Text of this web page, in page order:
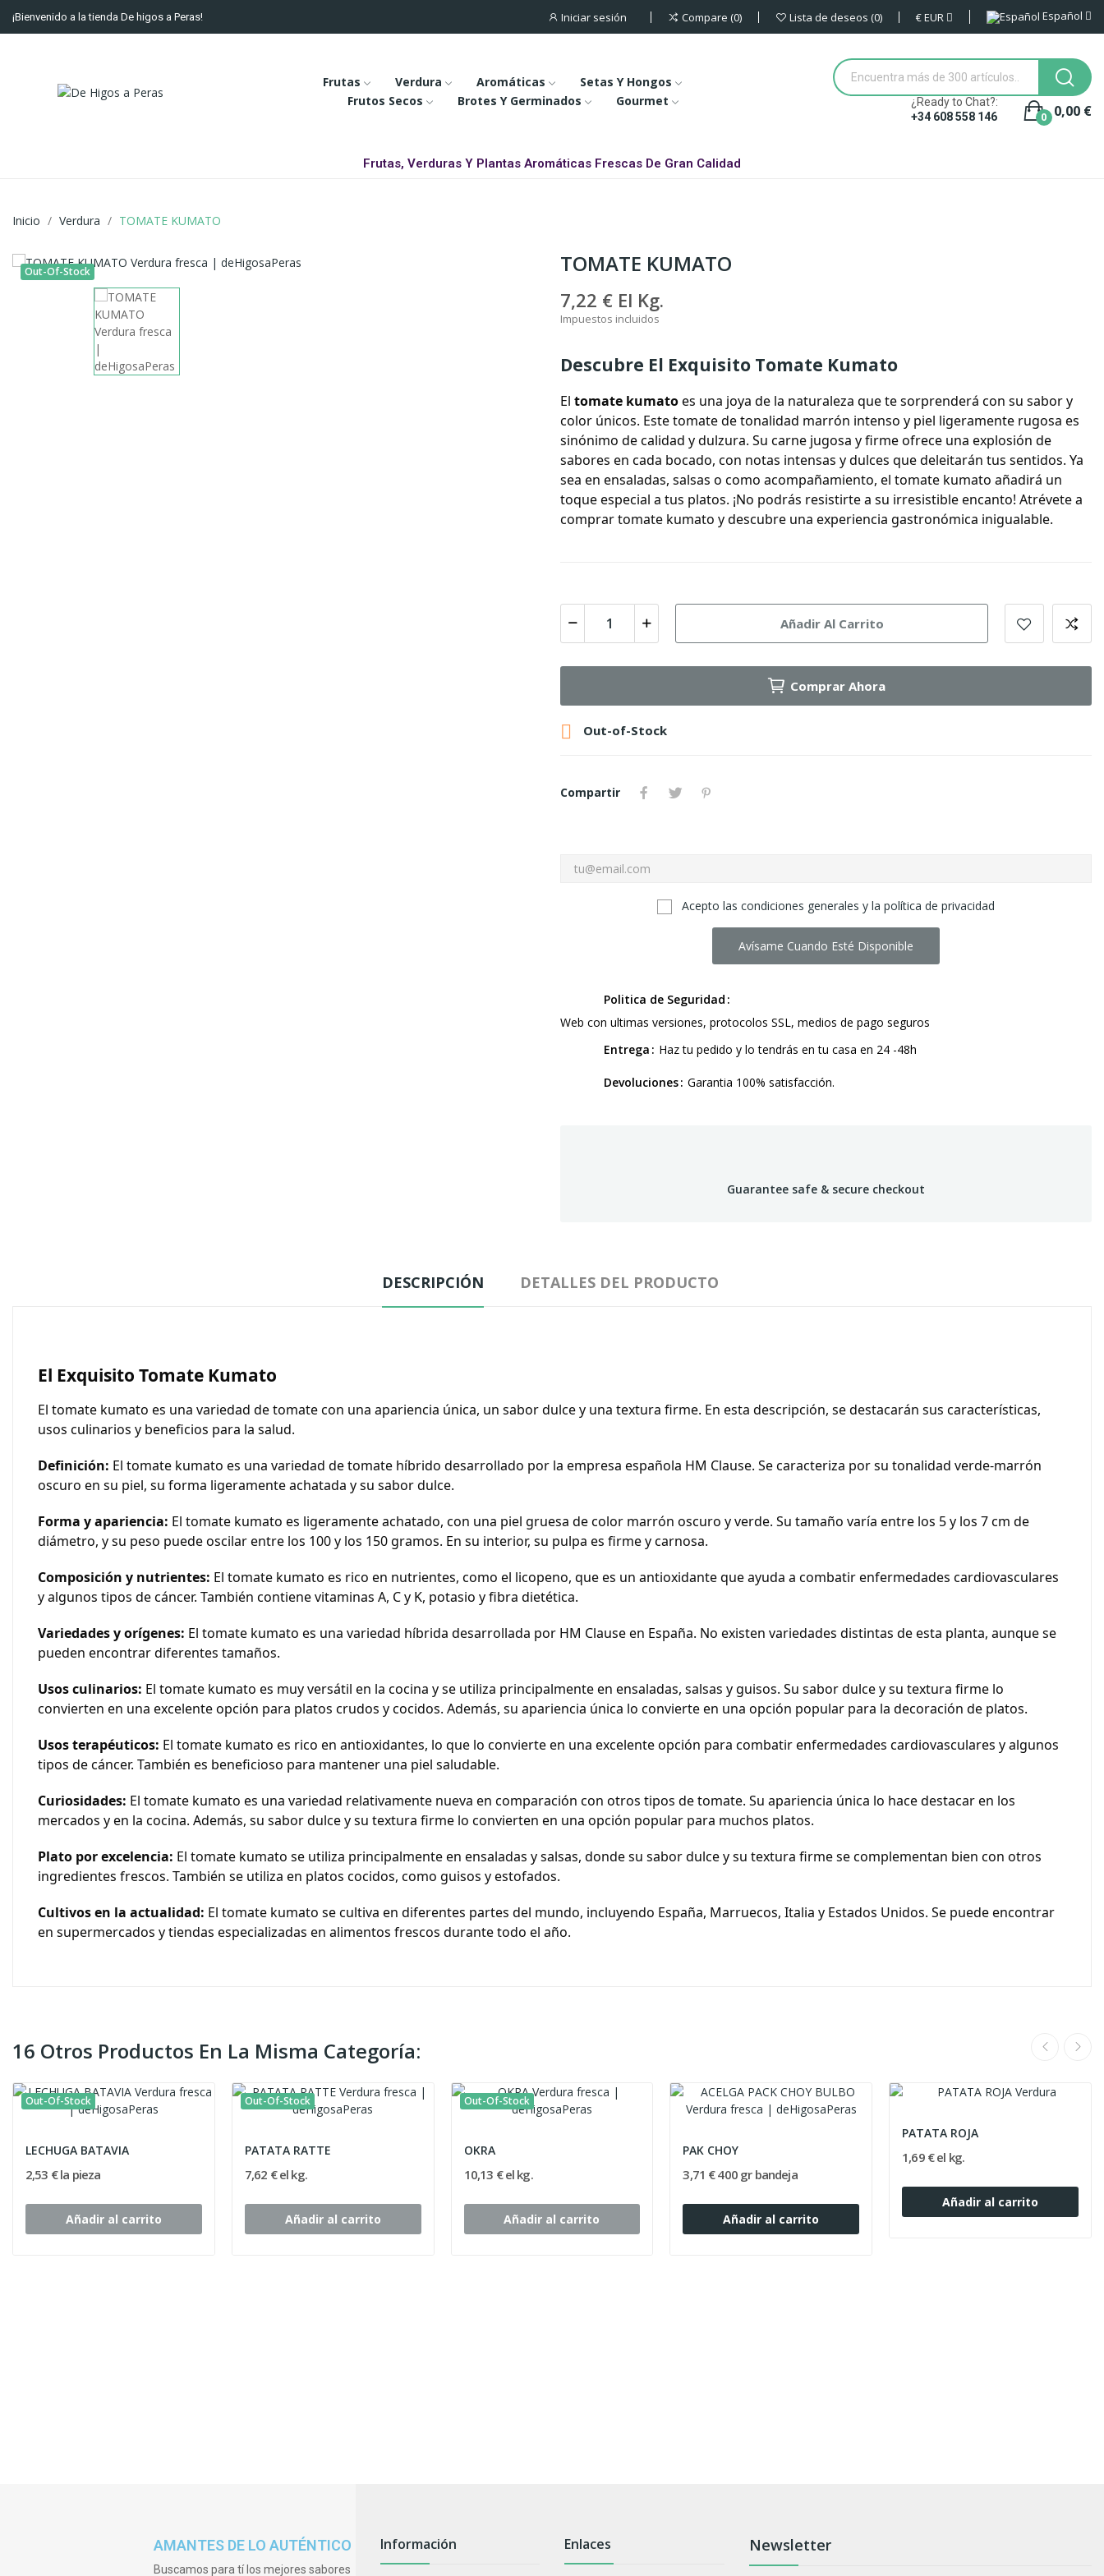
¡Bienvenido a la tienda De higos a Peras! Iniciar sesión Compare 0 Lista de deseos 0 €EUR Español
Frutas Verdura Aromáticas
Setas Y Hongos
Frutos Secos
Brotes Y Germinados Gourmet
¿Ready to Chat?:
+34 608 558 146
0,00 €
0
Frutas, Verduras Y Plantas Aromáticas Frescas De Gran Calidad
Inicio Verdura TOMATE KUMATO
Out-Of-Stock TOMATE KUMATO
7,22 € El Kg.
Impuestos incluidos
Descubre El Exquisito Tomate Kumato
El tomate kumatoes una joya de la naturaleza que te sorprenderá con su sabor y
color únicos. Este tomate de tonalidad marrón intenso y piel ligeramente rugosa es
sinónimo de calidad y dulzura. Su carne jugosa y firme ofrece una explosión de
sabores en cada bocado, con notas intensas y dulces que deleitarán tus sentidos. Ya
sea en ensaladas, salsas o como acompañamiento, el tomate kumato añadirá un
toque especial a tus platos. ¡No podrás resistirte a su irresistible encanto! Atrévete a
comprar tomate kumato y descubre una experiencia gastronómica inigualable.
Añadir Al Carrito
Comprar Ahora
 Out-of-Stock
Compartir
Acepto las condiciones generales y la política de privacidad
Avísame Cuando Esté Disponible
Politica de Seguridad
Web con ultimas versiones, protocolos SSL, medios de pago seguros
Entrega
Haz tu pedido y lo tendrás en tu casa en 24 -48h
Devoluciones Garantia 100% satisfacción.
Guarantee safe & secure checkout
DESCRIPCIÓN DETALLES DEL PRODUCTO
El Exquisito Tomate Kumato
El tomate kumato es una variedad de tomate con una apariencia única, un sabor dulce y una textura firme. En esta descripción, se destacarán sus características,
usos culinarios y beneficios para la salud.
Definición: El tomate kumato es una variedad de tomate híbrido desarrollado por la empresa española HM Clause. Se caracteriza por su tonalidad verde-marrón
oscuro en su piel, su forma ligeramente achatada y su sabor dulce.
Forma y apariencia: El tomate kumato es ligeramente achatado, con una piel gruesa de color marrón oscuro y verde. Su tamaño varía entre los 5 y los 7 cm de
diámetro, y su peso puede oscilar entre los 100 y los 150 gramos. En su interior, su pulpa es firme y carnosa.
Composición y nutrientes: El tomate kumato es rico en nutrientes, como el licopeno, que es un antioxidante que ayuda a combatir enfermedades cardiovasculares
y algunos tipos de cáncer. También contiene vitaminas A, C y K, potasio y fibra dietética.
Variedades y orígenes: El tomate kumato es una variedad híbrida desarrollada por HM Clause en España. No existen variedades distintas de esta planta, aunque se
pueden encontrar diferentes tamaños.
Usos culinarios: El tomate kumato es muy versátil en la cocina y se utiliza principalmente en ensaladas, salsas y guisos. Su sabor dulce y su textura firme lo
convierten en una excelente opción para platos crudos y cocidos. Además, su apariencia única lo convierte en una opción popular para la decoración de platos.
Usos terapéuticos: El tomate kumato es rico en antioxidantes, lo que lo convierte en una excelente opción para combatir enfermedades cardiovasculares y algunos
tipos de cáncer. También es beneficioso para mantener una piel saludable.
Curiosidades: El tomate kumato es una variedad relativamente nueva en comparación con otros tipos de tomate. Su apariencia única lo hace destacar en los
mercados y en la cocina. Además, su sabor dulce y su textura firme lo convierten en una opción popular para muchos platos.
Plato por excelencia: El tomate kumato se utiliza principalmente en ensaladas y salsas, donde su sabor dulce y su textura firme se complementan bien con otros
ingredientes frescos. También se utiliza en platos cocidos, como guisos y estofados.
Cultivos en la actualidad: El tomate kumato se cultiva en diferentes partes del mundo, incluyendo España, Marruecos, Italia y Estados Unidos. Se puede encontrar
en supermercados y tiendas especializadas en alimentos frescos durante todo el año.
16 Otros Productos En La Misma Categoría:
Out-Of-Stock
LECHUGA BATAVIA
2,53 € la pieza
Añadir al carrito
Out-Of-Stock
PATATA RATTE
7,62 € el kg.
Añadir al carrito
Out-Of-Stock
OKRA
10,13 € el kg.
Añadir al carrito
PAK CHOY
3,71 € 400 gr bandeja
Añadir al carrito
PATATA ROJA
1,69 € el kg.
Añadir al carrito
AMANTES DE LO AUTÉNTICO
Buscamos para tí los mejores sabores
Información Enlaces Newsletter